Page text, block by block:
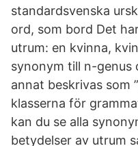
standardsvenska
ord, som bord Det
utrum: en kvinna,
synonym till n-genus
annat beskrivas som
klasserna för
kan du se alla
betydelser av utrum